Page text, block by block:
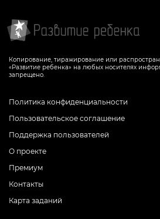
Копирование, тиражирование или
«Развитие ребенка» на любых носителях
запрещено.
Политика конфиденциальности
Пользовательское соглашение
Поддержка пользователей
О проекте
Премиум
Контакты
Карта заданий